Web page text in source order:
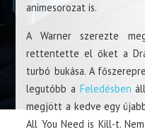
animesorozat is.
A Warner szerezte
rettentette el őket a
turbó bukása. A főszerepre
legutóbb a Feledésben
megjött a kedve egy
All You Need is Kill-t.